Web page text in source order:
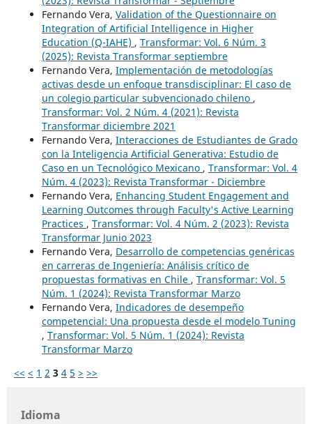
Fernando Vera, Validation of the Questionnaire on
Integration of Artificial Intelligence in Higher
Education (Q-IAHE) , Transformar: Vol. 6 Núm. 3
(2025): Revista Transformar septiembre
Fernando Vera, Implementación de metodologías
activas desde un enfoque transdisciplinar: El caso de
un colegio particular subvencionado chileno ,
Transformar: Vol. 2 Núm. 4 (2021): Revista
Transformar diciembre 2021
Fernando Vera, Interacciones de Estudiantes de Grado
con la Inteligencia Artificial Generativa: Estudio de
Caso en un Tecnológico Mexicano , Transformar: Vol. 4
Núm. 4 (2023): Revista Transformar - Diciembre
Fernando Vera, Enhancing Student Engagement and
Learning Outcomes through Faculty's Active Learning
Practices , Transformar: Vol. 4 Núm. 2 (2023): Revista
Transformar Junio 2023
Fernando Vera, Desarrollo de competencias genéricas
en carreras de Ingeniería: Análisis crítico de
propuestas formativas en Chile , Transformar: Vol. 5
Núm. 1 (2024): Revista Transformar Marzo
Fernando Vera, Indicadores de desempeño
competencial: Una propuesta desde el modelo Tuning
, Transformar: Vol. 5 Núm. 1 (2024): Revista
Transformar Marzo
<< < 1 2 3 4 5 > >>
Idioma